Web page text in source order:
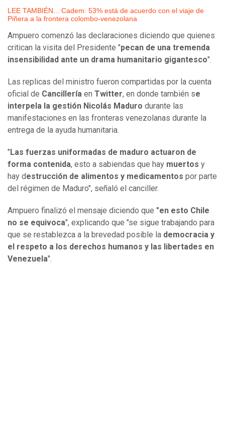
LEE TAMBIÉN... Cadem: 53% está de acuerdo con el viaje de
Piñera a la frontera colombo-venezolana
Ampuero comenzó las declaraciones diciendo que quienes
critican la visita del Presidente "pecan de una tremenda
insensibilidad ante un drama humanitario gigantesco".
Las replicas del ministro fueron compartidas por la cuenta
oficial de Cancillería en Twitter, en donde también se
interpela la gestión Nicolás Maduro durante las
manifestaciones en las fronteras venezolanas durante la
entrega de la ayuda humanitaria.
" Las fuerzas uniformadas de maduro actuaron de
forma contenida, esto a sabiendas que hay muertos y
hay destrucción de alimentos y medicamentos por parte
del régimen de Maduro", señaló el canciller.
Ampuero finalizó el mensaje diciendo que "en esto Chile
no se equivoca", explicando que "se sigue trabajando para
que se restablezca a la brevedad posible la democracia y
el respeto a los derechos humanos y las libertades en
Venezuela".